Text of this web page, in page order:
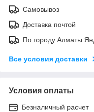
Самовывоз
Доставка почтой
По городу Алматы
Все условия доставки
Условия оплаты
Безналичный расчет